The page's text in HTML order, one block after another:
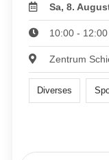
Sa, 8.
10:00 -
Zentrum
Diverses